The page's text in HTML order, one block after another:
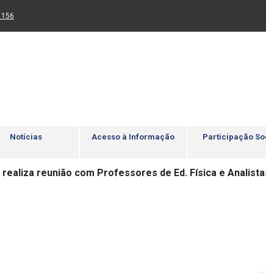
para rodapé
um novo sítio)
156
Notícias Acesso à Informação Participação
realiza reunião com Professores de Ed. Física e